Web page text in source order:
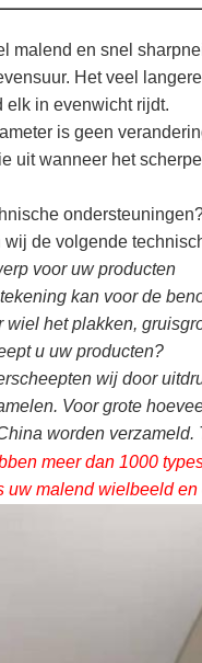
malend en snel
Het veel
elk in evenwicht rijdt.
is geen
uit wanneer het
wij de volgende
voor uw producten
kan voor de
wiel het plakken,
u uw producten?
wij door
Voor grote
worden
meer dan 1000
uw malend wielbeeld